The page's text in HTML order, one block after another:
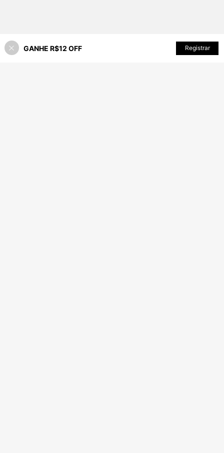
ADICIONAR AO CARRINHO
GANHE R$12 OFF Registrar